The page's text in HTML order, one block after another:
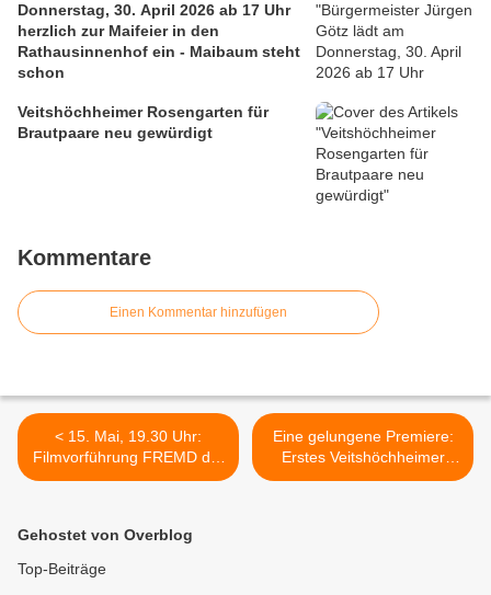
Donnerstag, 30. April 2026 ab 17 Uhr
herzlich zur Maifeier in den
Rathausinnenhof ein - Maibaum steht
schon
Veitshöchheimer Rosengarten für
Brautpaare neu gewürdigt
Kommentare
Einen Kommentar hinzufügen
< 15. Mai, 19.30 Uhr:
Filmvorführung FREMD der
grünen Landtagsfraktion in
Eine gelungene Premiere:
Erstes Veitshöchheimer
Repair Café kam sehr gut
Gehostet von Overblog
Top-Beiträge